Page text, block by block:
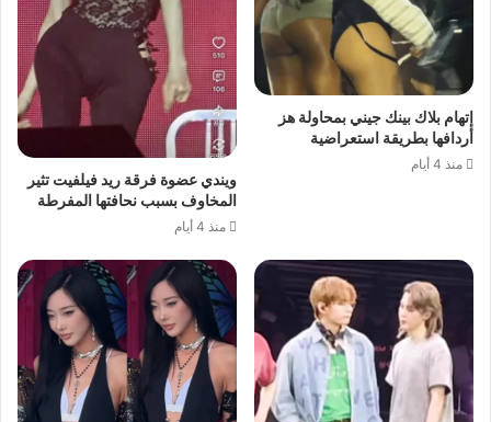
إتهام بلاك بينك جيني بمحاولة هز
أردافها بطريقة استعراضية
منذ 4 أيام
ويندي عضوة فرقة ريد فيلفيت تثير
المخاوف بسبب نحافتها المفرطة
منذ 4 أيام